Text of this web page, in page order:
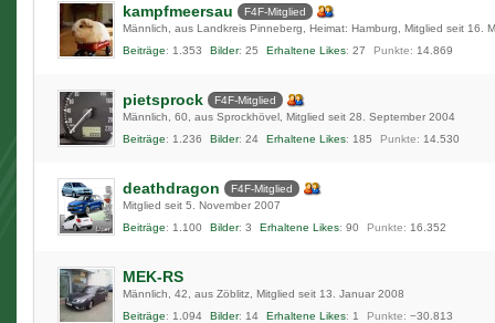
kampfmeersau
F4F-Mitglied
Männlich
aus Landkreis Pinneberg, Heimat: Hamburg
Mitglied seit 16.
Beiträge
1.353 Bilder 25 Erhaltene Likes 27 Punkte 14.869
pietsprock
F4F-Mitglied
Männlich
60 aus Sprockhövel Mitglied seit 28. September 2004
Beiträge
1.236 Bilder 24 Erhaltene Likes 185 Punkte 14.530
deathdragon
F4F-Mitglied
Mitglied seit 5. November 2007
Beiträge
1.100 Bilder 3 Erhaltene Likes 90 Punkte 16.352
MEK-RS
Männlich 42 aus Zöblitz Mitglied seit 13. Januar 2008
Beiträge
1.094 Bilder 14 Erhaltene Likes 1 Punkte −30.813